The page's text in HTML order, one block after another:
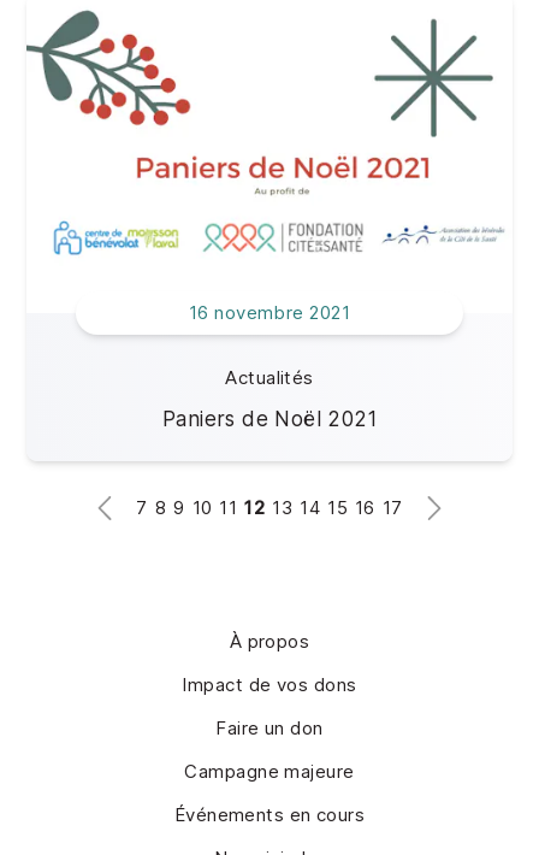
16 novembre 2021
Actualités
Paniers de Noël 2021
7 8 9 10 11 12 13 14 15 16 17
À propos
Impact de vos dons
Faire un don
Campagne majeure
Événements en cours